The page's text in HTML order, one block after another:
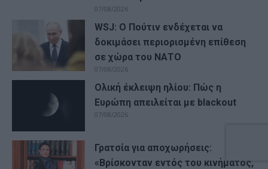
07/08/2026
WSJ: Ο Πούτιν ενδέχεται να
δοκιμάσει περιορισμένη επίθεση
σε χώρα του ΝΑΤΟ
07/08/2026
Ολική έκλειψη ηλίου: Πώς η
Ευρώπη απειλείται με blackout
07/08/2026
Γρατσία για αποχωρήσεις:
«Bρίσκονταν εντός του κινήματος,